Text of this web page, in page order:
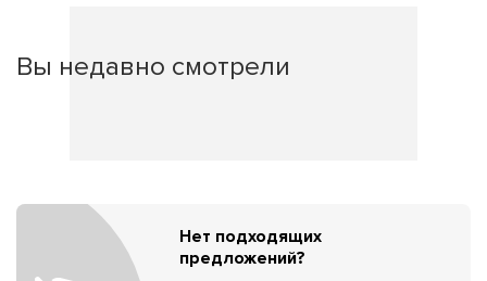
Вы недавно смотрели
Нет подходящих
предложений?